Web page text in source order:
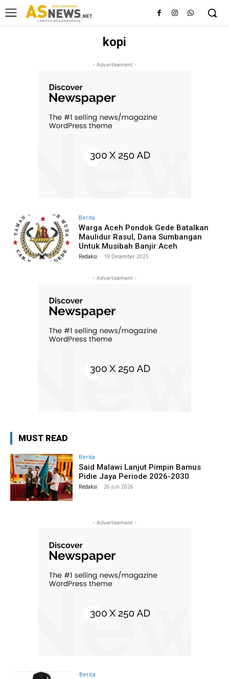
kopi
- Advertisement -
Berita
Warga Aceh Pondok Gede Batalkan
Maulidur Rasul, Dana Sumbangan
Untuk Musibah Banjir Aceh
Redaksi - 19 Desember 2025
- Advertisement -
MUST READ
Berita
Said Malawi Lanjut Pimpin Bamus
Pidie Jaya Periode 2026-2030
Redaksi - 26 Juli 2026
- Advertisement -
Berita